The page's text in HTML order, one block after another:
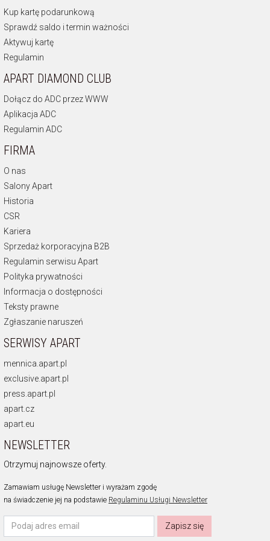
Apart bransoletka ręka Fatimy
Apart kolczyki ręka Fatimy
Apart naszyjnik ręka Fatimy
Kup kartę podarunkową
Sprawdź saldo i termin ważności
Aktywuj kartę
Regulamin
APART DIAMOND CLUB
Dołącz do ADC przez WWW
Aplikacja ADC
Regulamin ADC
FIRMA
O nas
Salony Apart
Historia
CSR
Kariera
Sprzedaż korporacyjna B2B
Regulamin serwisu Apart
Polityka prywatności
Informacja o dostępności
Teksty prawne
Zgłaszanie naruszeń
SERWISY APART
mennica.apart.pl
exclusive.apart.pl
press.apart.pl
apart.cz
apart.eu
NEWSLETTER
Otrzymuj najnowsze oferty.
Zamawiam usługę Newsletter i wyrażam zgodę
na świadczenie jej na podstawie Regulaminu Usługi Newsletter
Zapisz się